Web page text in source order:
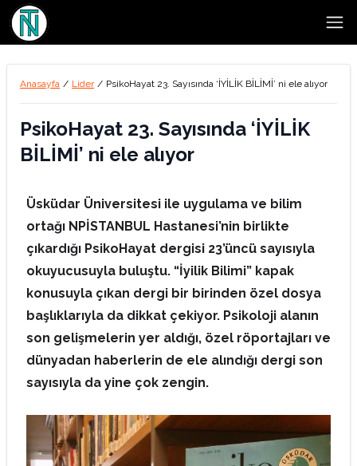
Anasayfa / Lider / PsikoHayat 23. Sayısında ‘İYİLİK BİLİMİ’ ni ele alıyor
PsikoHayat 23. Sayısında ‘İYİLİK
BİLİMİ’ ni ele alıyor
Üsküdar Üniversitesi ile uygulama ve bilim
ortağı NPİSTANBUL Hastanesi’nin birlikte
çıkardığı PsikoHayat dergisi 23’üncü sayısıyla
okuyucusuyla buluştu. “İyilik Bilimi” kapak
konusuyla çıkan dergi bir birinden özel dosya
başlıklarıyla da dikkat çekiyor. Psikoloji alanın
son gelişmelerin yer aldığı, özel röportajları ve
dünyadan haberlerin de ele alındığı dergi son
sayısıyla da yine çok zengin.